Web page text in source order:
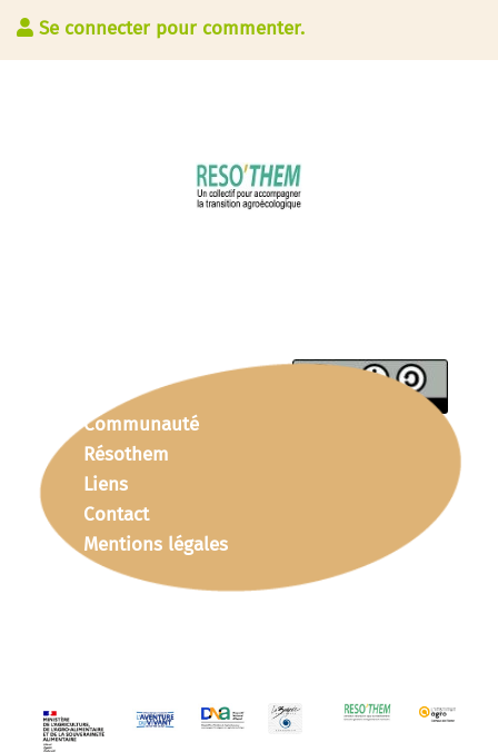
Se connecter pour commenter.
Communauté
Résothem
Liens
Contact
Mentions légales